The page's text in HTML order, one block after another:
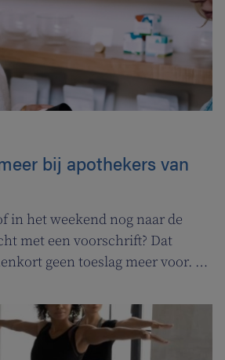
bij apothekers van
in het weekend nog naar de
met een voorschrift? Dat
geen toeslag meer voor. In